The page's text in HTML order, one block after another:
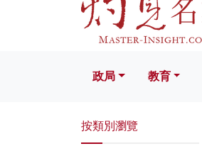
政局 教育
按類別瀏覽